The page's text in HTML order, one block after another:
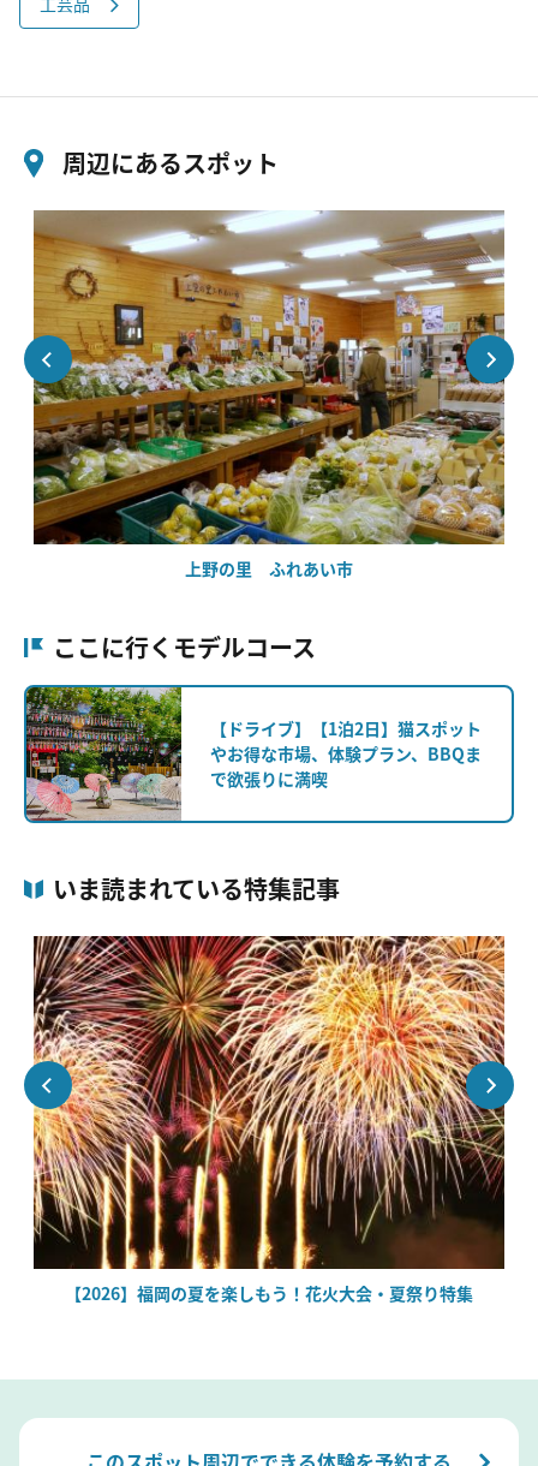
周辺にあるスポット
上野の里 ふれあい市
ここに行くモデルコース
【ドライブ】【1泊2日】猫スポット
やお得な市場、体験プラン、BBQま
で欲張りに満喫
いま読まれている特集記事
【2026】福岡の夏を楽しもう！花火大会・夏祭り特集